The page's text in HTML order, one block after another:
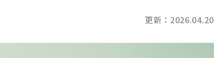
更新：2026.04.20